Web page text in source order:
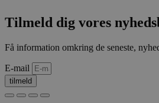
Tilmeld dig vores
Få information omkring de seneste,
E-mail
tilmeld